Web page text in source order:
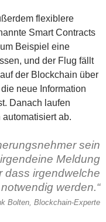
flexiblere
Smart Contracts
Beispiel eine
und der Flug fällt
der Blockchain über
neue Information
Danach laufen
ab.
sein
Meldung
dass irgendwelche
werden.“
Bolten, Blockchain-Experte